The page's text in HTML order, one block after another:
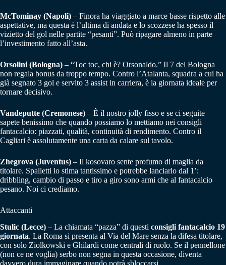
McTominay (Napoli) – Finora ha viaggiato a marce basse rispetto alle
aspettative, ma questa è l’ultima di andata e lo scozzese ha spesso il
vizietto del gol nelle partite “pesanti”. Può ripagare almeno in parte
l’investimento fatto all’asta.
Orsolini (Bologna) – “Toc toc, chi è? Orsonaldo.” Il 7 del Bologna
non regala bonus da troppo tempo. Contro l’Atalanta, squadra a cui ha
già segnato 3 gol e servito 3 assist in carriera, è la giornata ideale per
tornare decisivo.
Vandeputte (Cremonese) – È il nostro jolly fisso e se ci seguite
sapete benissimo che quando possiamo lo mettiamo nei consigli
fantacalcio: piazzati, qualità, continuità di rendimento. Contro il
Cagliari è assolutamente una carta da calare sul tavolo.
Zhegrova (Juventus) – Il kosovaro sente profumo di maglia da
titolare. Spalletti lo stima tantissimo e potrebbe lanciarlo dal 1’:
dribbling, cambio di passo e tiro a giro sono armi che al fantacalcio
pesano. Noi ci crediamo.
Attaccanti
Stulic (Lecce) – La chiamata “pazza” di questi consigli fantacalcio 19
giornata. La Roma si presenta al Via del Mare senza la difesa titolare,
con solo Ziolkowski e Ghilardi come centrali di ruolo. Se il pennellone
(non ce ne voglia) serbo non segna in questa occasione, diventa
davvero dura immaginare quando potrà sbloccarsi.